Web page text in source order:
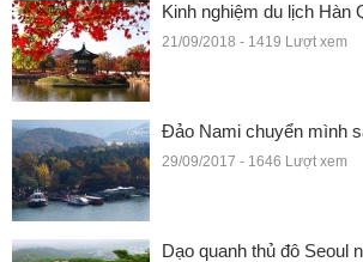
Kinh nghiệm du lịch Hàn
21/09/2018 - 1419 Lượt xem
Đảo Nami chuyển mình
29/09/2017 - 1646 Lượt xem
Dạo quanh thủ đô Seoul